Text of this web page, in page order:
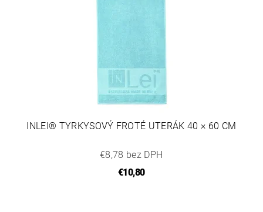
INLEI® TYRKYSOVÝ FROTÉ UTERÁK 40 × 60 CM
€8,78 bez DPH
€10,80